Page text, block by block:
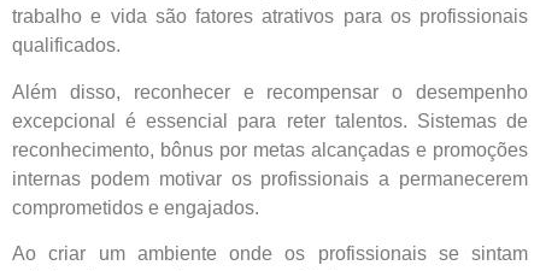
trabalho e vida são fatores atrativos para os profissionais
qualificados.
Além disso, reconhecer e recompensar o desempenho
excepcional é essencial para reter talentos. Sistemas de
reconhecimento, bônus por metas alcançadas e promoções
internas podem motivar os profissionais a permanecerem
comprometidos e engajados.
Ao criar um ambiente onde os profissionais se sintam